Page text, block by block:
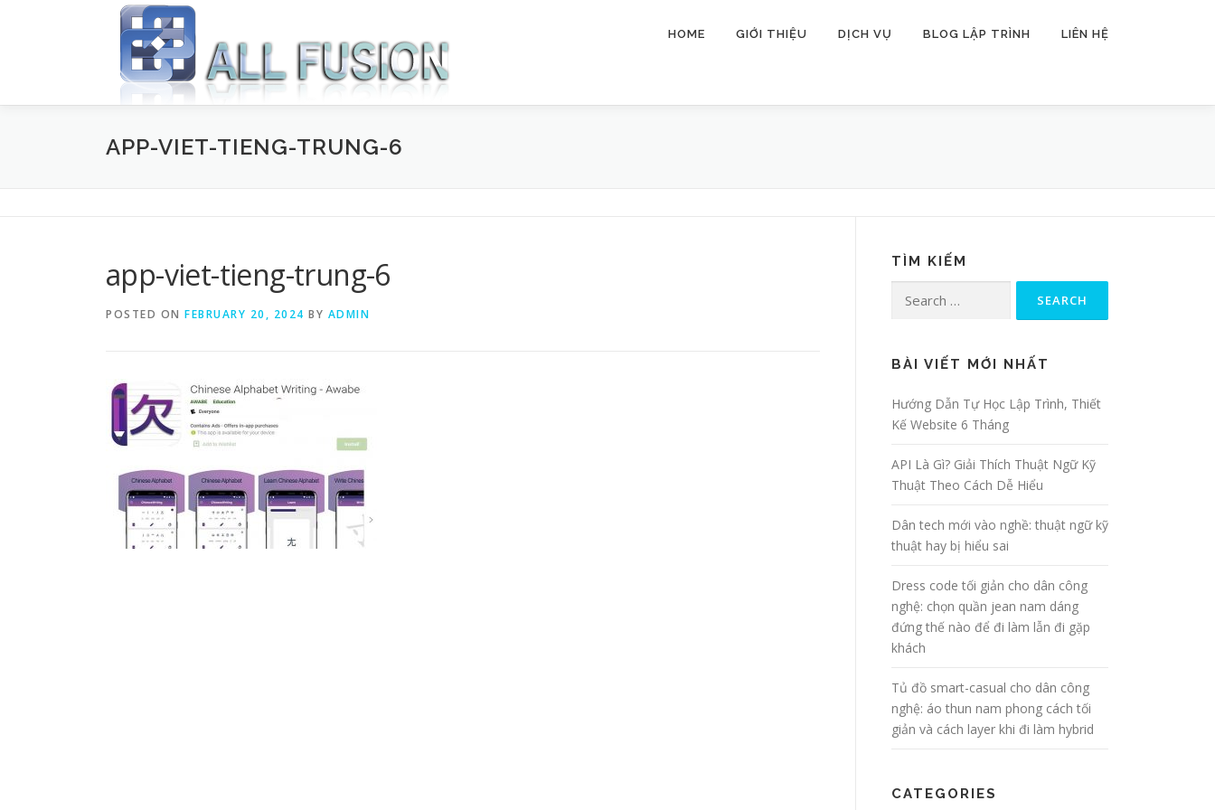
HOME GIỚI THIỆU DỊCH VỤ BLOG LẬP TRÌNH LIÊN HỆ
APP-VIET-TIENG-TRUNG-6
app-viet-tieng-trung-6
POSTED ON FEBRUARY 20, 2024 BY ADMIN
TÌM KIẾM
Search for:
BÀI VIẾT MỚI NHẤT
Hướng Dẫn Tự Học Lập Trình, Thiết
Kế Website 6 Tháng
API Là Gì? Giải Thích Thuật Ngữ Kỹ
Thuật Theo Cách Dễ Hiểu
Dân tech mới vào nghề: thuật ngữ kỹ
thuật hay bị hiểu sai
Dress code tối giản cho dân công
nghệ: chọn quần jean nam dáng
đứng thế nào để đi làm lẫn đi gặp
khách
Tủ đồ smart-casual cho dân công
nghệ: áo thun nam phong cách tối
giản và cách layer khi đi làm hybrid
CATEGORIES